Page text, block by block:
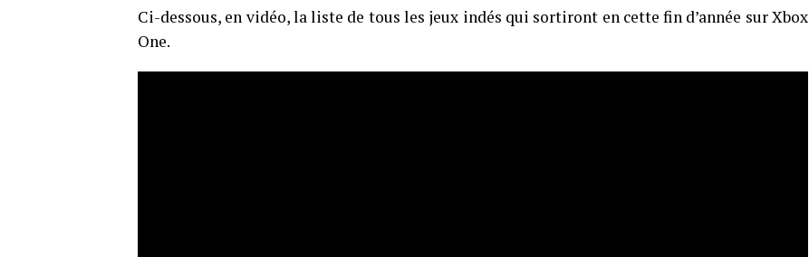
Ci-dessous, en vidéo, la liste de tous les jeux indés qui sortiront en cette fin d’année sur Xbox
One.